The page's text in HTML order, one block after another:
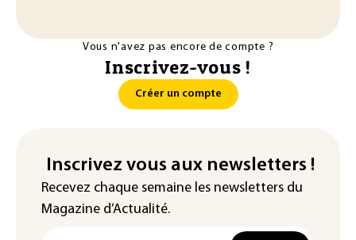
Vous n'avez pas encore de compte ?
Inscrivez-vous !
Créer un compte
Inscrivez vous aux newsletters !
Recevez chaque semaine les newsletters du
Magazine d’Actualité.